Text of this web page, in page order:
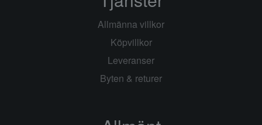
Allmänna villkor
Köpvillkor
Leveranser
Byten & returer